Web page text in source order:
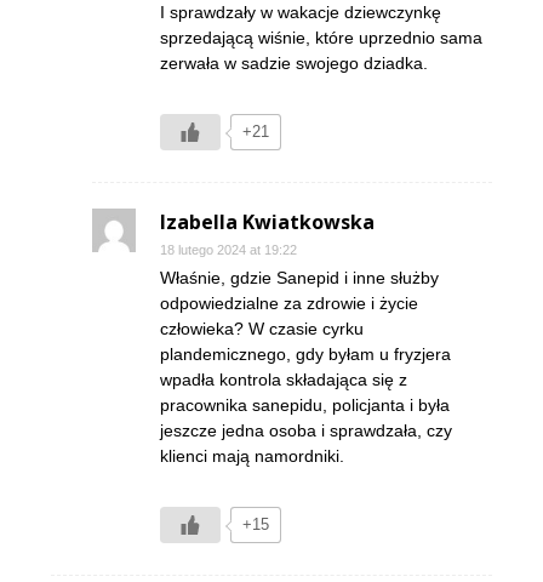
I sprawdzały w wakacje dziewczynkę
sprzedającą wiśnie, które uprzednio sama
zerwała w sadzie swojego dziadka.
+21
Izabella Kwiatkowska
18 lutego 2024 at 19:22
Właśnie, gdzie Sanepid i inne służby
odpowiedzialne za zdrowie i życie
człowieka? W czasie cyrku
plandemicznego, gdy byłam u fryzjera
wpadła kontrola składająca się z
pracownika sanepidu, policjanta i była
jeszcze jedna osoba i sprawdzała, czy
klienci mają namordniki.
+15